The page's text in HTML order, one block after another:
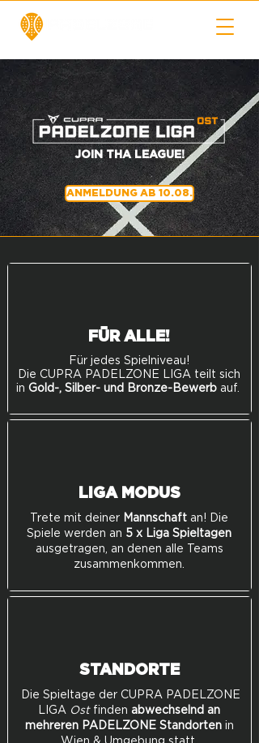
JOIN THA LEAGUE!
ANMELDUNG AB 10.08.
FÜR ALLE!
Für jedes Spielniveau!
Die CUPRA PADELZONE LIGA teilt sich
in Gold-, Silber- und Bronze-Bewerb auf.
LIGA MODUS
Trete mit deiner Mannschaft an! Die
Spiele werden an 5 x Liga Spieltagen
ausgetragen, an denen alle Teams
zusammenkommen.
STANDORTE
Die Spieltage der CUPRA PADELZONE
LIGA Ost finden abwechselnd an
mehreren PADELZONE Standortenin